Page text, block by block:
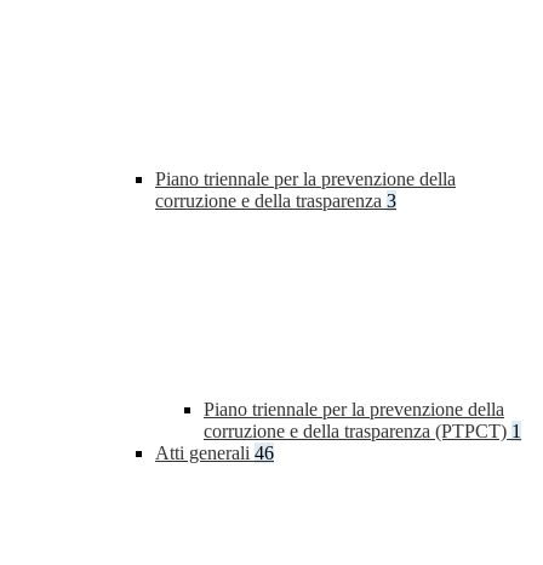
Piano triennale per la prevenzione della
corruzione e della trasparenza 3
Piano triennale per la prevenzione della
corruzione e della trasparenza (PTPCT) 1
Atti generali 46